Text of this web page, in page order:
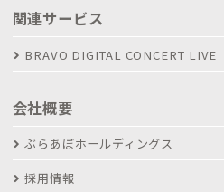
関連サービス
BRAVO DIGITAL CONCERT LIVE
会社概要
ぶらあぼホールディングス
採用情報